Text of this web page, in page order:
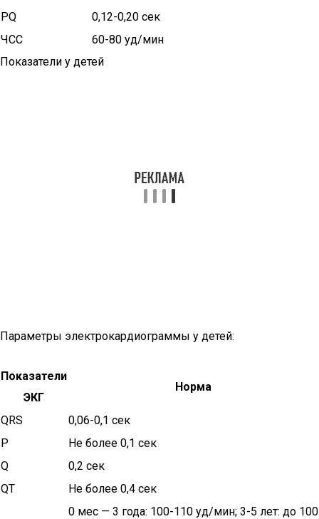
PQ
0,12-0,20 сек
ЧСС
60-80 уд/мин
Показатели у детей
Параметры электрокардиограммы у детей:
Показатели
ЭКГ
Норма
QRS
0,06-0,1 сек
P
Не более 0,1 сек
Q
0,2 сек
QT
Не более 0,4 сек
0 мес — 3 года: 100-110 уд/мин; 3-5 лет: до 100